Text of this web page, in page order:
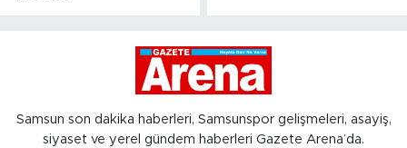
Samsun son dakika haberleri, Samsunspor gelişmeleri, asayiş,
siyaset ve yerel gündem haberleri Gazete Arena’da.